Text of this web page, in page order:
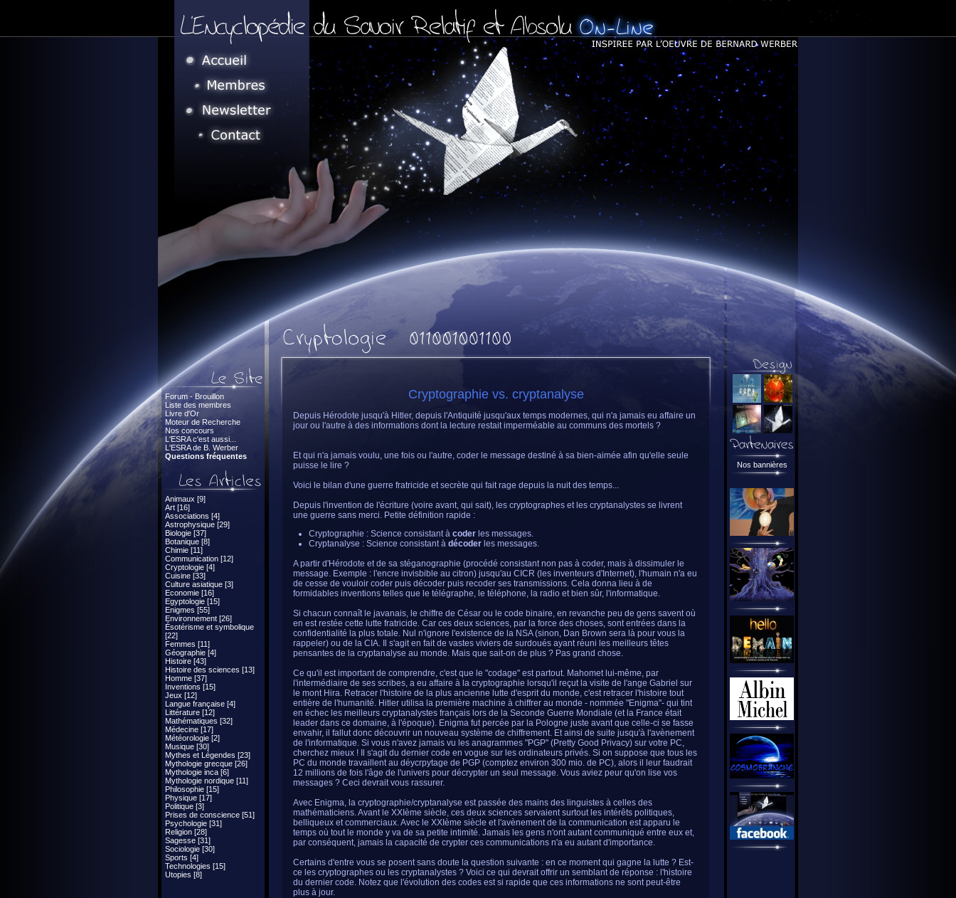
Forum - Brouillon
Liste des membres
Livre d'Or
Moteur de Recherche
Nos concours
L'ESRA c'est aussi...
L'ESRA de B. Werber
Questions fréquentes
Animaux [9]
Art [16]
Associations [4]
Astrophysique [29]
Biologie [37]
Botanique [8]
Chimie [11]
Communication [12]
Cryptologie [4]
Cuisine [33]
Culture asiatique [3]
Economie [16]
Egyptologie [15]
Enigmes [55]
Environnement [26]
Ésotérisme et symbolique
[22]
Femmes [11]
Géographie [4]
Histoire [43]
Histoire des sciences [13]
Homme [37]
Inventions [15]
Jeux [12]
Langue française [4]
Littérature [12]
Mathématiques [32]
Médecine [17]
Météorologie [2]
Musique [30]
Mythes et Légendes [23]
Mythologie grecque [26]
Mythologie inca [6]
Mythologie nordique [11]
Philosophie [15]
Physique [17]
Politique [3]
Prises de conscience [51]
Psychologie [31]
Religion [28]
Sagesse [31]
Sociologie [30]
Sports [4]
Technologies [15]
Utopies [8]
Cryptographie vs. cryptanalyse
Depuis Hérodote jusqu'à Hitler, depuis l'Antiquité jusqu'aux temps modernes, qui n'a jamais eu affaire un
jour ou l'autre à des informations dont la lecture restait imperméable au communs des mortels ?
Et qui n'a jamais voulu, une fois ou l'autre, coder le message destiné à sa bien-aimée afin qu'elle seule
puisse le lire ?
Voici le bilan d'une guerre fratricide et secrète qui fait rage depuis la nuit des temps...
Depuis l'invention de l'écriture (voire avant, qui sait), les cryptographes et les cryptanalystes se livrent
une guerre sans merci. Petite définition rapide :
Cryptographie : Science consistant à coder les messages.
Cryptanalyse : Science consistant à décoder les messages.
A partir d'Hérodote et de sa stéganographie (procédé consistant non pas à coder, mais à dissimuler le
message. Exemple : l'encre invisbible au citron) jusqu'au CICR (les inventeurs d'Internet), l'humain n'a eu
de cesse de vouloir coder puis décoder puis recoder ses transmissions. Cela donna lieu à de
formidables inventions telles que le télégraphe, le téléphone, la radio et bien sûr, l'informatique.
Si chacun connaît le javanais, le chiffre de César ou le code binaire, en revanche peu de gens savent où
en est restée cette lutte fratricide. Car ces deux sciences, par la force des choses, sont entrées dans la
confidentialité la plus totale. Nul n'ignore l'existence de la NSA (sinon, Dan Brown sera là pour vous la
rappeler) ou de la CIA. Il s'agit en fait de vastes viviers de surdoués ayant réuni les meilleurs têtes
pensantes de la cryptanalyse au monde. Mais que sait-on de plus ? Pas grand chose.
Ce qu'il est important de comprendre, c'est que le "codage" est partout. Mahomet lui-même, par
l'intermédiaire de ses scribes, a eu affaire à la cryptographie lorsqu'il reçut la visite de l'ange Gabriel sur
le mont Hira. Retracer l'histoire de la plus ancienne lutte d'esprit du monde, c'est retracer l'histoire tout
entière de l'humanité. Hitler utilisa la première machine à chiffrer au monde - nommée "Enigma"- qui tint
en échec les meilleurs cryptanalystes français lors de la Seconde Guerre Mondiale (et la France était
leader dans ce domaine, à l'époque). Enigma fut percée par la Pologne juste avant que celle-ci se fasse
envahir, il fallut donc découvrir un nouveau système de chiffrement. Et ainsi de suite jusqu'à l'avènement
de l'informatique. Si vous n'avez jamais vu les anagrammes "PGP" (Pretty Good Privacy) sur votre PC,
cherchez mieux ! Il s'agit du dernier code en vogue sur les ordinateurs privés. Si on suppose que tous les
PC du monde travaillent au déycrpytage de PGP (comptez environ 300 mio. de PC), alors il leur faudrait
12 millions de fois l'âge de l'univers pour décrypter un seul message. Vous aviez peur qu'on lise vos
messages ? Ceci devrait vous rassurer.
Avec Enigma, la cryptographie/cryptanalyse est passée des mains des linguistes à celles des
mathématiciens. Avant le XXIème siècle, ces deux sciences servaient surtout les intérêts politiques,
belliqueux et commerciaux. Avec le XXIème siècle et l'avènement de la communication est apparu le
temps où tout le monde y va de sa petite intimité. Jamais les gens n'ont autant communiqué entre eux et,
par conséquent, jamais la capacité de crypter ces communications n'a eu autant d'importance.
Certains d'entre vous se posent sans doute la question suivante : en ce moment qui gagne la lutte ? Est-
ce les cryptographes ou les cryptanalystes ? Voici ce qui devrait offrir un semblant de réponse : l'histoire
du dernier code. Notez que l'évolution des codes est si rapide que ces informations ne sont peut-être
plus à jour.
Nos bannières